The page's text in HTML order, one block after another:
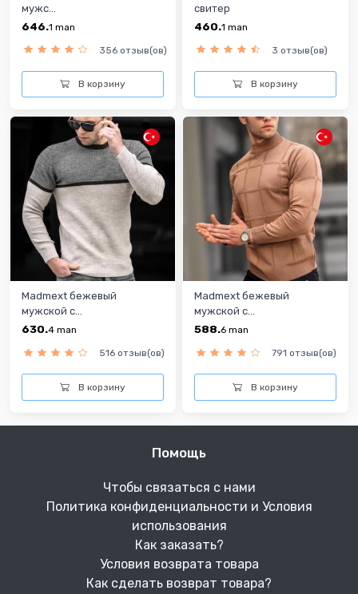
мужс...
646.1 man
356 отзыв(ов)
В корзину
свитер
460.1 man
3 отзыв(ов)
В корзину
Madmext бежевый
мужской с...
630.4 man
516 отзыв(ов)
В корзину
Madmext бежевый
мужской с...
588.6 man
791 отзыв(ов)
В корзину
Помощь
Чтобы связаться с нами
Политика конфиденциальности и Условия
использования
Как заказать?
Условия возврата товара
Как сделать возврат товара?